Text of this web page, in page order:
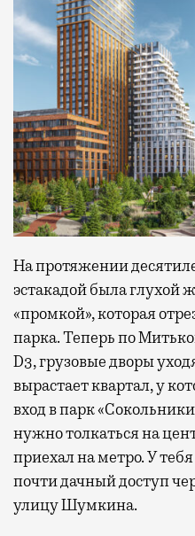
На протяжении
эстакадой была глухой
«промкой», которая
парка. Теперь по
D3, грузовые дворы
вырастает квартал, у
вход в парк
нужно толкаться на
приехал на метро. У
почти дачный доступ
улицу Шумкина.